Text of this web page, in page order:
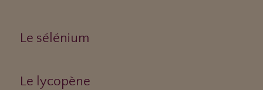
Le sélénium
Le lycopène